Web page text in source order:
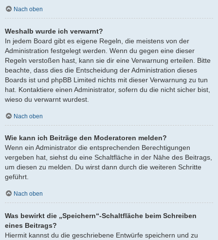
Nach oben
Weshalb wurde ich verwarnt?
In jedem Board gibt es eigene Regeln, die meistens von der
Administration festgelegt werden. Wenn du gegen eine dieser
Regeln verstoßen hast, kann sie dir eine Verwarnung erteilen. Bitte
beachte, dass dies die Entscheidung der Administration dieses
Boards ist und phpBB Limited nichts mit dieser Verwarnung zu tun
hat. Kontaktiere einen Administrator, sofern du die nicht sicher bist,
wieso du verwarnt wurdest.
Nach oben
Wie kann ich Beiträge den Moderatoren melden?
Wenn ein Administrator die entsprechenden Berechtigungen
vergeben hat, siehst du eine Schaltfläche in der Nähe des Beitrags,
um diesen zu melden. Du wirst dann durch die weiteren Schritte
geführt.
Nach oben
Was bewirkt die „Speichern“-Schaltfläche beim Schreiben
eines Beitrags?
Hiermit kannst du die geschriebene Entwürfe speichern und zu